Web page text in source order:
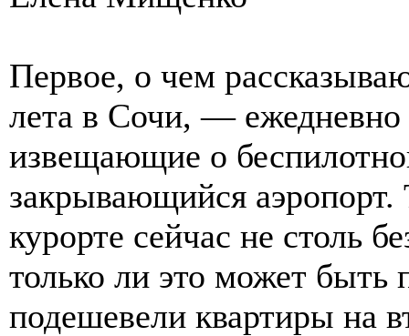
Первое, о чем
лета в Сочи, —
извещающие о
закрывающийся аэропорт.
курорте сейчас не столь
только ли это может быть
подешевели квартиры на